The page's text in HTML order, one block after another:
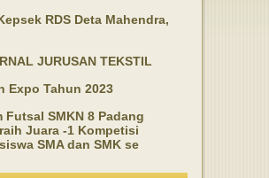
RDS Deta Mahendra,
JURUSAN TEKSTIL
Expo Tahun 2023
Futsal SMKN 8 Padang
Juara -1 Kompetisi
SMA dan SMK se